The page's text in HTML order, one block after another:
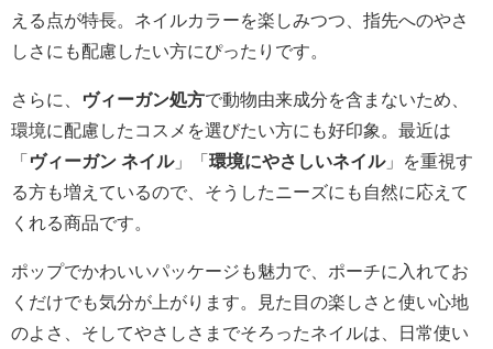
える点が特長。ネイルカラーを楽しみつつ、指先へのやさ
しさにも配慮したい方にぴったりです。
さらに、 ヴィーガン処方で動物由来成分を含まないため、
環境に配慮したコスメを選びたい方にも好印象。最近は
「 ヴィーガン ネイル」「 環境にやさしいネイル」を重視す
る方も増えているので、そうしたニーズにも自然に応えて
くれる商品です。
ポップでかわいいパッケージも魅力で、ポーチに入れてお
くだけでも気分が上がります。見た目の楽しさと使い心地
のよさ、そしてやさしさまでそろったネイルは、日常使い